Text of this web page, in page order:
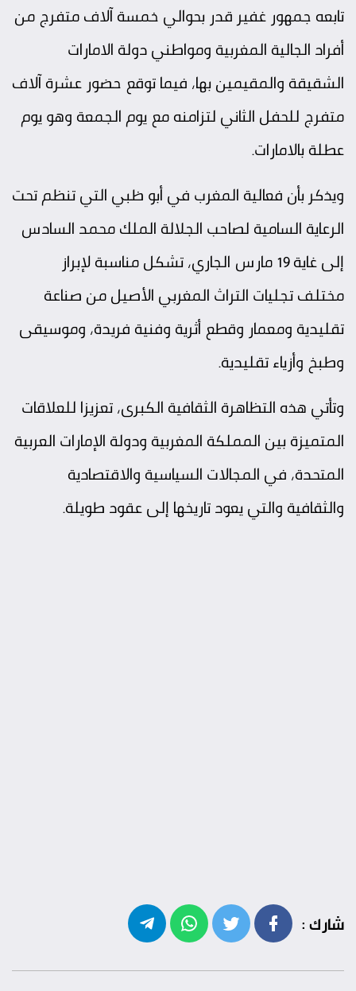
تابعه جمهور غفير قدر بحوالي خمسة آلاف متفرج من
أفراد الجالية المغربية ومواطني دولة الامارات
الشقيقة والمقيمين بها، فيما توقع حضور عشرة آلاف
متفرج للحفل الثاني لتزامنه مع يوم الجمعة وهو يوم
عطلة بالامارات.
ويذكر بأن فعالية المغرب في أبو ظبي التي تنظم تحت
الرعاية السامية لصاحب الجلالة الملك محمد السادس
إلى غاية 19 مارس الجاري، تشكل مناسبة لإبراز
مختلف تجليات التراث المغربي الأصيل من صناعة
تقليدية ومعمار وقطع أثرية وفنية فريدة، وموسيقى
وطبخ وأزياء تقليدية.
وتأتي هذه التظاهرة الثقافية الكبرى، تعزيزا للعلاقات
المتميزة بين المملكة المغربية ودولة الإمارات العربية
المتحدة، في المجالات السياسية والاقتصادية
والثقافية والتي يعود تاريخها إلى عقود طويلة.
شارك :